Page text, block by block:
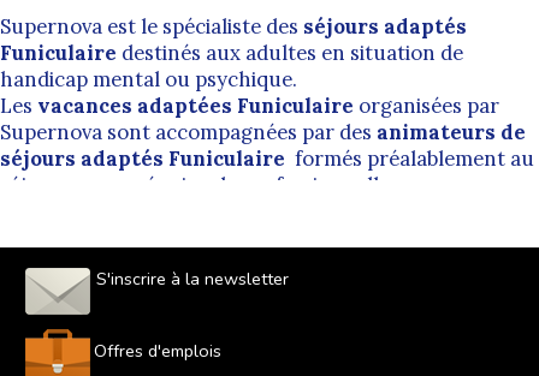
Supernova est le spécialiste des séjours adaptés
Funiculaire destinés aux adultes en situation de
handicap mental ou psychique.
Les vacances adaptées Funiculaire organisées par
Supernova sont accompagnées par des animateurs de
séjours adaptés Funiculaire formés préalablement au
séjour par une équipe de professionnelle.
permet de pratiquer dans des conditions les plus
inclusives possibles.
Cherchez un séjour adapté Funiculaire
S'inscrire à la newsletter
Offres d'emplois